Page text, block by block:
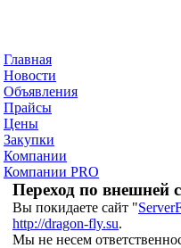
Главная
Новости
Объявления
Прайсы
Цены
Закупки
Компании
Компании PRO
Переход по внешней
Вы покидаете сайт "
http://dragon-fly.su.
Мы не несем